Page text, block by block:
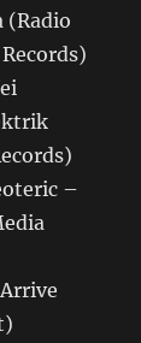
(Radio
–